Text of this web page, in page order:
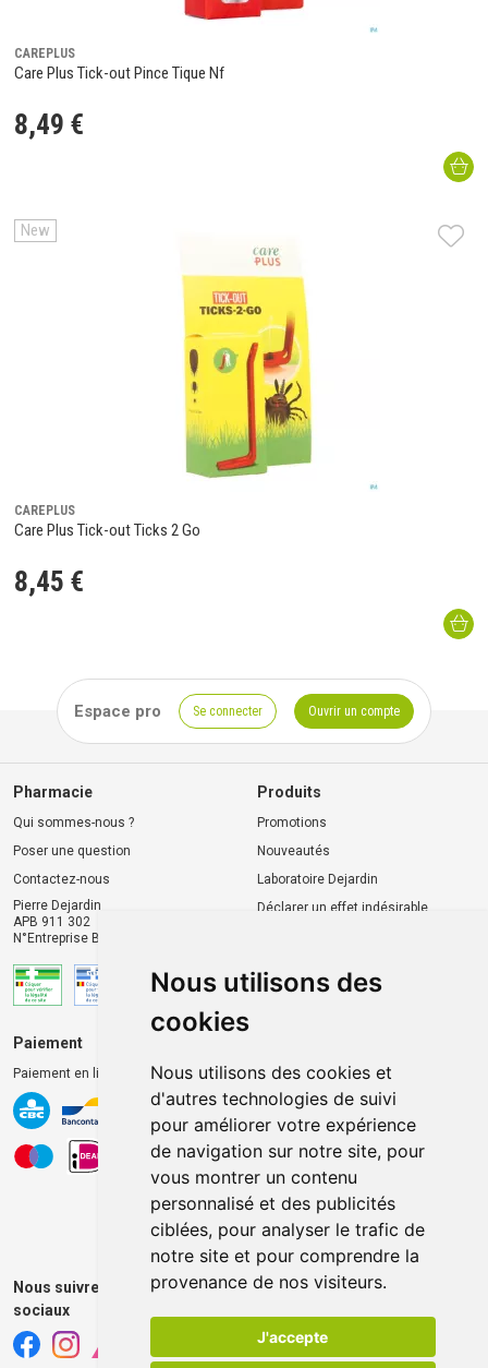
Nous utilisons des
cookies
Nous utilisons des cookies et
d'autres technologies de suivi
pour améliorer votre expérience
de navigation sur notre site, pour
vous montrer un contenu
personnalisé et des publicités
ciblées, pour analyser le trafic de
notre site et pour comprendre la
provenance de nos visiteurs.
J'accepte
CAREPLUS
Care Plus Tick-out Pince Tique Nf
8,49 €
New
CAREPLUS
Care Plus Tick-out Ticks 2 Go
8,45 €
Espace pro Se connecter Ouvrir un compte
Pharmacie
Qui sommes-nous ?
Poser une question
Contactez-nous
Pierre Dejardin
APB 911 302
N°Entreprise BE0446.901.764
Produits
Promotions
Nouveautés
Laboratoire Dejardin
Déclarer un effet indésirable
Paiement
Paiement en ligne 100% sécurisé
Livraison chez vous
Livraison dans un Point
d’enlèvement
Retrait dans la pharmacie
Retrait en casiers extérieurs
Nous suivre sur les réseaux
sociaux